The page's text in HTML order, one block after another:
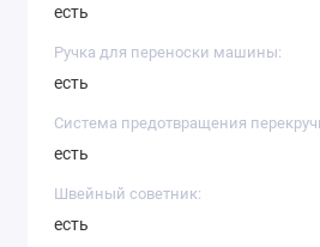
есть
Ручка для переноски машины:
есть
Система предотвращения
есть
Швейный советник:
есть